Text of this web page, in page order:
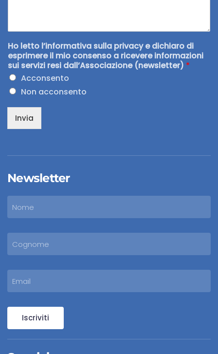
Ho letto l’informativa sulla privacy e dichiaro di
esprimere il mio consenso a ricevere informazioni
sui servizi resi dall’Associazione (newsletter) *
Acconsento
Non acconsento
Invia
Newsletter
Iscriviti